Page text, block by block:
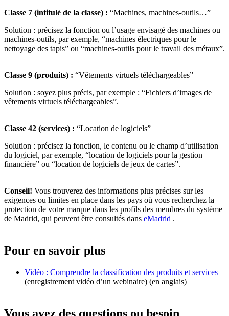
Classe 7 (intitulé de la classe) : “Machines, machines-outils…”
Solution : précisez la fonction ou l’usage envisagé des machines ou
machines-outils, par exemple, “machines électriques pour le
nettoyage des tapis” ou “machines-outils pour le travail des métaux”.
Classe 9 (produits) : “Vêtements virtuels téléchargeables”
Solution : soyez plus précis, par exemple : “Fichiers d’images de
vêtements virtuels téléchargeables”.
Classe 42 (services) : “Location de logiciels”
Solution : précisez la fonction, le contenu ou le champ d’utilisation
du logiciel, par exemple, “location de logiciels pour la gestion
financière” ou “location de logiciels de jeux de cartes”.
Conseil! Vous trouverez des informations plus précises sur les
exigences ou limites en place dans les pays où vous recherchez la
protection de votre marque dans les profils des membres du système
de Madrid, qui peuvent être consultés dans eMadrid .
Pour en savoir plus
Vidéo : Comprendre la classification des produits et services
(enregistrement vidéo d’un webinaire) (en anglais)